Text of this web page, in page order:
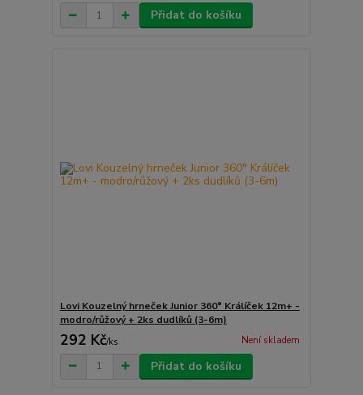
Přidat do košíku
Lovi Kouzelný hrneček Junior 360° Králíček 12m+ -
modro/růžový + 2ks dudlíků (3-6m)
292 Kč/ks Není skladem
Přidat do košíku